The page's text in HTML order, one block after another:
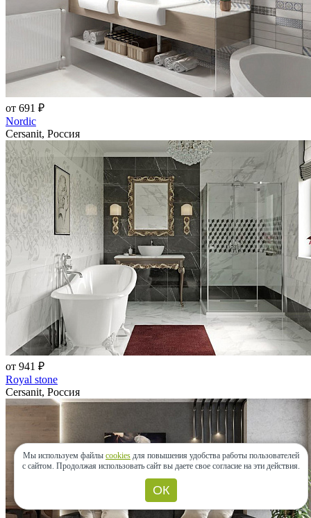
от 691 ₽
Nordic
Cersanit, Россия
от 941 ₽
Royal stone
Cersanit, Россия
Мы используем файлы cookies для повышения удобства работы пользователей
с сайтом. Продолжая использовать сайт вы даете свое согласие на эти действия.
ОК